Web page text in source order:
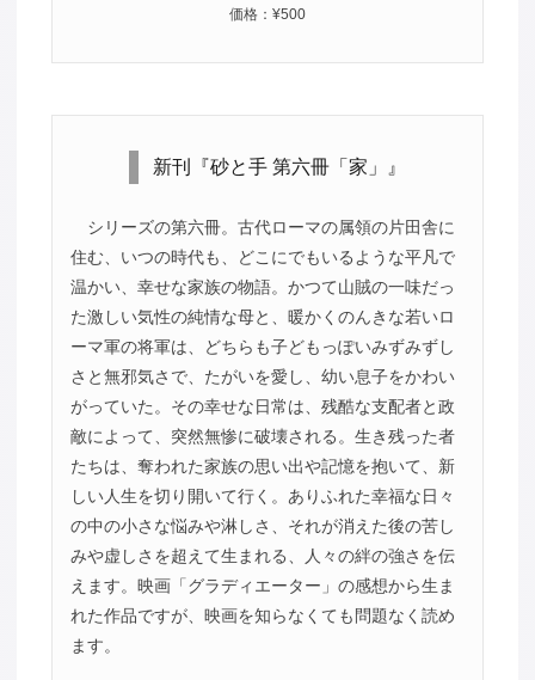
価格：¥500
新刊『砂と手 第六冊「家」』
シリーズの第六冊。古代ローマの属領の片田舎に
住む、いつの時代も、どこにでもいるような平凡で
温かい、幸せな家族の物語。かつて山賊の一味だっ
た激しい気性の純情な母と、暖かくのんきな若いロ
ーマ軍の将軍は、どちらも子どもっぽいみずみずし
さと無邪気さで、たがいを愛し、幼い息子をかわい
がっていた。その幸せな日常は、残酷な支配者と政
敵によって、突然無惨に破壊される。生き残った者
たちは、奪われた家族の思い出や記憶を抱いて、新
しい人生を切り開いて行く。ありふれた幸福な日々
の中の小さな悩みや淋しさ、それが消えた後の苦し
みや虚しさを超えて生まれる、人々の絆の強さを伝
えます。映画「グラディエーター」の感想から生ま
れた作品ですが、映画を知らなくても問題なく読め
ます。